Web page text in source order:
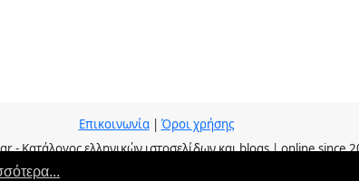
Επικοινωνία| Όροι χρήσης
- Κατάλογος ελληνικών ιστοσελίδων και blogs | online since